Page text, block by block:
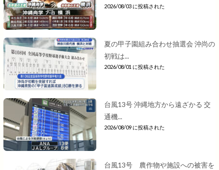
2026/08/03 に投稿された
夏の甲子園組み合わせ抽選会 沖尚の
初戦は...
2026/08/01 に投稿された
台風13号 沖縄地方から遠ざかる 交
通機...
2026/08/09 に投稿された
台風13号 農作物や施設への被害を